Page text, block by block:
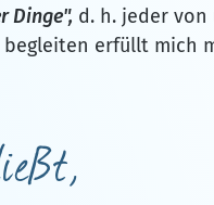
Dinge", d. h. jeder
erfüllt mich